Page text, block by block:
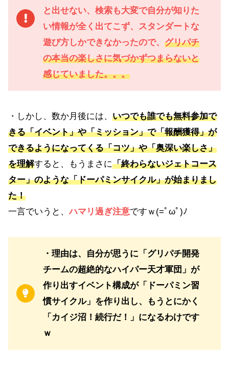
と出せない、検索も大変で自分が知りた
い情報が全く出てこず、スタンダートな
遊び方しかできなかったので、 グリパチ
の本当の楽しさに気づかずつまらないと
感じていました。。。
・しかし、数か月後には、 いつでも誰でも無料参加で
きる「イベント」や「ミッション」で「報酬獲得」が
できるようになってくる「コツ」や「奥深い楽しさ」
を理解すると、もうまさに「終わらないジェトコース
ター」のような「ドーパミンサイクル」が始まりまし
た！
一言でいうと、ハマリ過ぎ注意ですｗ(=ﾟωﾟ)ﾉ
・理由は、自分が思うに「グリパチ開発
チームの超絶的なハイパー天才軍団」が
作り出すイベント構成が「ドーパミン習
慣サイクル」を作り出し、もうとにかく
「カイジ沼！続行だ！」になるわけです
ｗ